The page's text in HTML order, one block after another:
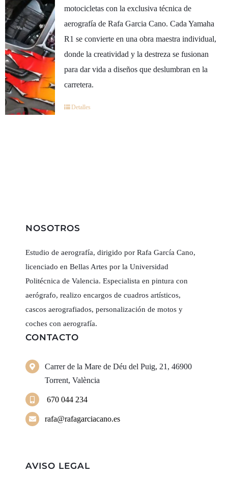
motocicletas con la exclusiva técnica de
aerografía de Rafa Garcia Cano. Cada Yamaha
R1 se convierte en una obra maestra individual,
donde la creatividad y la destreza se fusionan
para dar vida a diseños que deslumbran en la
carretera.
Detalles
NOSOTROS
Estudio de aerografía, dirigido por Rafa García Cano,
licenciado en Bellas Artes por la Universidad
Politécnica de Valencia. Especialista en pintura con
aerógrafo, realizo encargos de cuadros artísticos,
cascos aerografiados, personalización de motos y
coches con aerografía.
CONTACTO
Carrer de la Mare de Déu del Puig, 21, 46900
Torrent, València
670 044 234
rafa@rafagarciacano.es
AVISO LEGAL